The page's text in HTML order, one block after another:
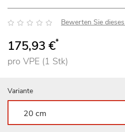
Bewertung: Bewerten Sie
175,93 €*
pro VPE (1 Stk)
Variante